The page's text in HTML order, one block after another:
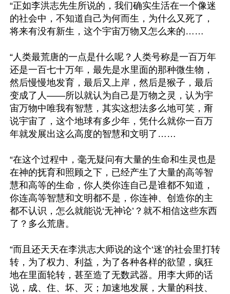
“正如李洪志先生所说的，我们确实生活在一个像迷
的社会中，不知道自己为何而生，为什么又死了，
将来有没有新生，这个宇宙万物又怎么来的……
“人类最荒唐的一点是什么呢？人类号称是一百万年
还是一百七十万年，最先是水里面的那种微生物，
然后慢慢地发育，最后又上岸，然后是猴子，最后
变成了人——所以就认为自己是万物之灵，认为宇
宙万物中唯我有智慧，其实这想法多么地可笑，甭
说宇宙了，这个地球有多少年，凭什么就你一百万
年就发展出这么高度的智慧和文明了……
“在这个过程中，毫无疑问有大量的生命和生灵也是
在神的抚育和照顾之下，已经产生了大量的高等智
慧和高等的生命，你人类你连自己是谁都不知道，
你连高等智慧和文明都不是，你连神、创造你的主
都不认识，怎么就能说‘无神论’？就不相信这些东西
了？多么荒唐。
“而且还天天在李洪志大师说的这个‘迷’的社会里打转
转，为了权力、利益，为了各种各样的欲望，疯狂
地在里面轮转，甚至造了无数武器。用李大师的话
说，成、住、坏、灭；加速地发展，大量的科技、